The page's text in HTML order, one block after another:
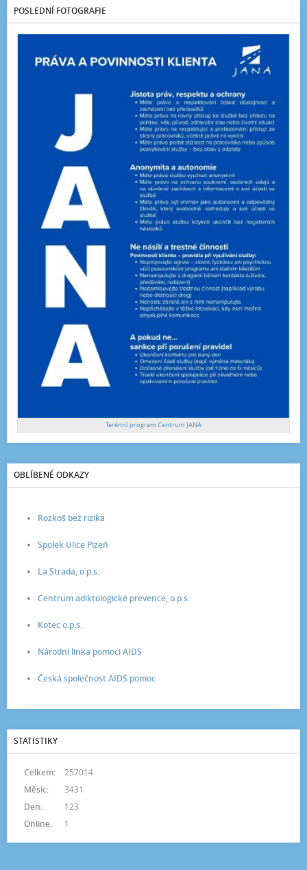
POSLEDNÍ FOTOGRAFIE
Terénní program Centrum JANA
OBLÍBENÉ ODKAZY
Rozkoš bez rizika
Spolek Ulice Plzeň
La Strada, o.p.s.
Centrum adiktologické prevence, o.p.s.
Kotec o.p.s.
Národní linka pomoci AIDS
Česká společnost AIDS pomoc
STATISTIKY
Online: 1
Celkem:
257014
Měsíc:
3431
Den:
123